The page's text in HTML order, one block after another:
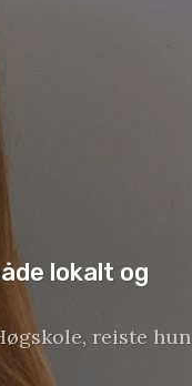
lokalt og
reiste hun